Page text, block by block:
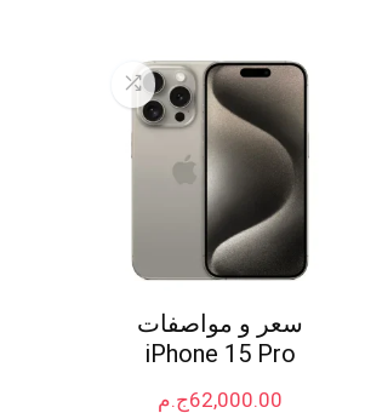
سعر و مواصفات
iPhone 15 Pro
ج.م62,000.00